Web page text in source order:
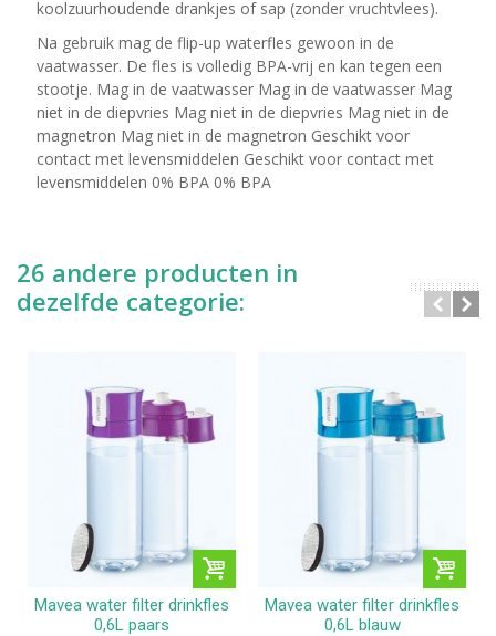
koolzuurhoudende drankjes of sap (zonder vruchtvlees).
Na gebruik mag de flip-up waterfles gewoon in de
vaatwasser. De fles is volledig BPA-vrij en kan tegen een
stootje. Mag in de vaatwasser Mag in de vaatwasser Mag
niet in de diepvries Mag niet in de diepvries Mag niet in de
magnetron Mag niet in de magnetron Geschikt voor
contact met levensmiddelen Geschikt voor contact met
levensmiddelen 0% BPA 0% BPA
26 andere producten in
dezelfde categorie:
Mavea water filter drinkfles
0,6L paars
Mavea water filter drinkfles
0,6L blauw